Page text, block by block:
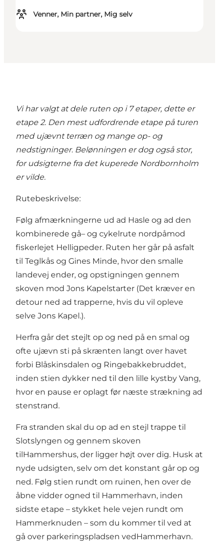
Venner, Min partner, Mig selv
Vi har valgt at dele ruten op i 7 etaper, dette er
etape 2. Den mest udfordrende etape på turen
med ujævnt terræn og mange op- og
nedstigninger. Belønningen er dog også stor,
for udsigterne fra det kuperede Nordbornholm
er vilde.
Rutebeskrivelse:
Følg afmærkningerne ud ad Hasle og ad den
kombinerede gå– og cykelrute nordpåmod
fiskerlejet Helligpeder. Ruten her går på asfalt
til Teglkås og Gines Minde, hvor den smalle
landevej ender, og opstigningen gennem
skoven mod Jons Kapel starter (Det kræver en
detour ned ad trapperne, hvis du vil opleve
selve Jons Kapel.).
Herfra går det stejlt op og ned på en smal og
ofte ujævn sti på skrænten langt over havet
forbi Blåskinsdalen og Ringebakkebruddet,
inden stien dykker ned til den lille kystby Vang,
hvor en pause er oplagt før næste strækning ad
stenstrand.
Fra stranden skal du op ad en stejl trappe til
Slotslyngen og gennem skoven
til Hammershus, der ligger højt over dig. Husk at
nyde udsigten, selv om det konstant går op og
ned. Følg stien rundt om ruinen, hen over de
åbne vidder ogned til Hammerhavn, inden
sidste etape – stykket hele vejen rundt om
Hammerknuden – som du kommer til ved at
gå over parkeringspladsen vedHammerhavn.